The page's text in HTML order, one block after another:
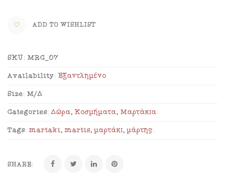
ADD TO WISHLIST
SKU: MRC_07
Availability: Εξαντλημένο
Size: Μ/Δ
Categories: Δώρα,Κοσμήματα, Μαρτάκια.
Tags: martaki,martis,μαρτάκι,μάρτης.
SHARE: